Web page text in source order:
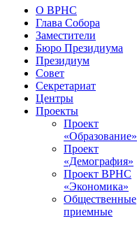
О ВРНС
Глава Собора
Заместители
Бюро Президиума
Президиум
Совет
Секретариат
Центры
Проекты
Проект
«Образование»
Проект
«Демография»
Проект ВРНС
«Экономика»
Общественные
приемные